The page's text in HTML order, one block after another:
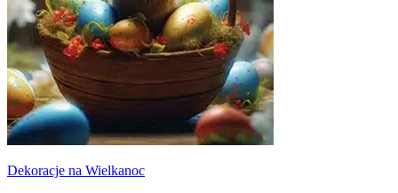
Dekoracje na Wielkanoc